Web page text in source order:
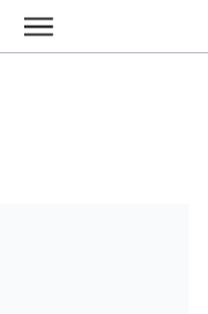
Ir al contenido principal